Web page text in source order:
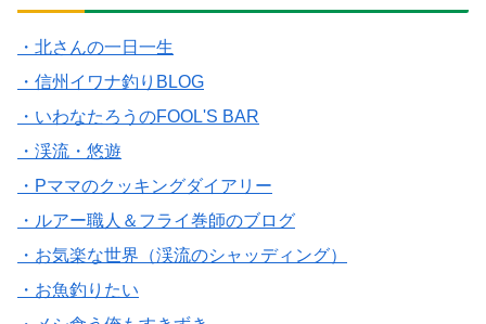
・北さんの一日一生
・信州イワナ釣りBLOG
・いわなたろうのFOOL'S BAR
・渓流・悠遊
・Pママのクッキングダイアリー
・ルアー職人＆フライ巻師のブログ
・お気楽な世界（渓流のシャッディング）
・お魚釣りたい